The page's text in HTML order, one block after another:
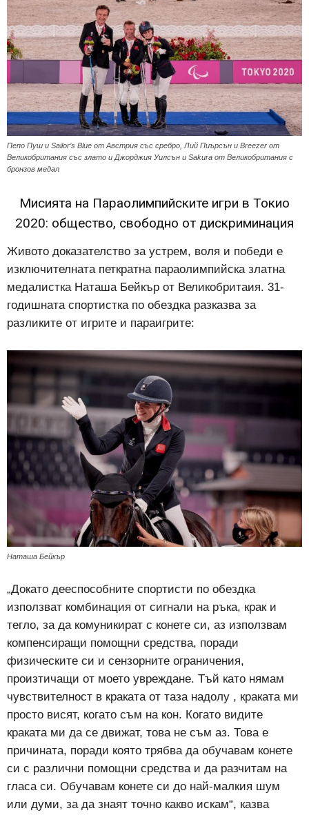
Пепо Пуш и Sailor’s Blue от Австрия със сребро, Лий Пиърсън и Breezer от
Великобритания със злато и Джорджия Уилсън и Sakura от Великобритания с
бронзов медал
Мисията на Параолимпийските игри в Токио
2020: общество, свободно от дискриминация
Живото доказателство за устрем, воля и победи е
изключителната петкратна параолимпийска златна
медалистка Наташа Бейкър от Великобритаия. 31-
годишната спортистка по обездка разказва за
разликите от игрите и параигрите:
Наташа Бейкър
„Докато дееспособните спортисти по обездка
използват комбинация от сигнали на ръка, крак и
тегло, за да комуникират с конете си, аз използвам
компенсиращи помощни средства, поради
физическите си и сензорните ограничения,
произтичащи от моето увреждане. Тъй като нямам
чувствителност в краката от таза надолу , краката ми
просто висят, когато съм на кон. Когато видите
краката ми да се движат, това не съм аз. Това е
причината, поради която трябва да обучавам конете
си с различни помощни средства и да разчитам на
гласа си. Обучавам конете си до най-малкия шум
или думи, за да знаят точно какво искам“, казва